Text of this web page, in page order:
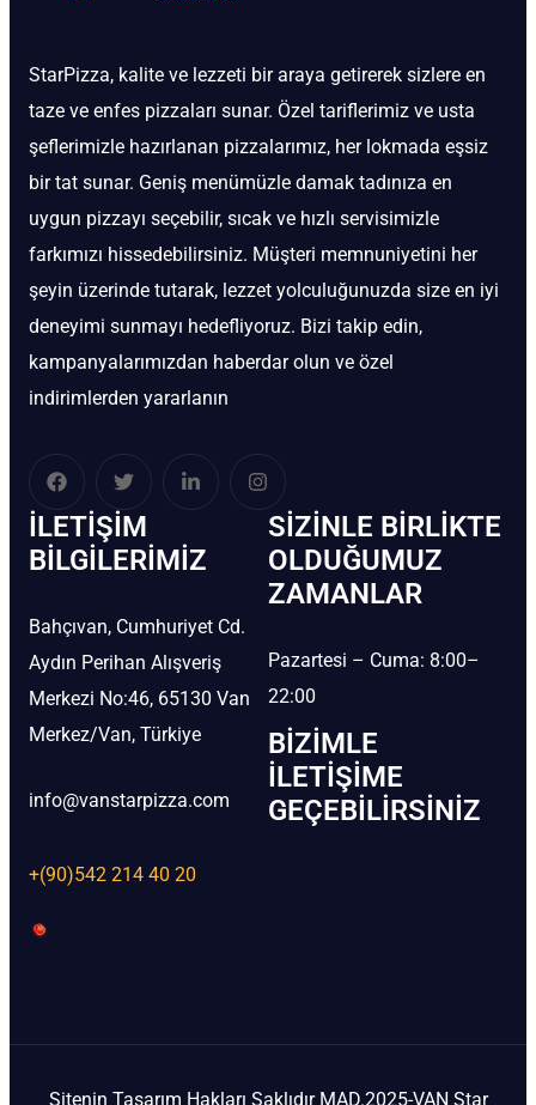
StarPizza, kalite ve lezzeti bir araya getirerek sizlere en
taze ve enfes pizzaları sunar. Özel tariflerimiz ve usta
şeflerimizle hazırlanan pizzalarımız, her lokmada eşsiz
bir tat sunar. Geniş menümüzle damak tadınıza en
uygun pizzayı seçebilir, sıcak ve hızlı servisimizle
farkımızı hissedebilirsiniz. Müşteri memnuniyetini her
şeyin üzerinde tutarak, lezzet yolculuğunuzda size en iyi
deneyimi sunmayı hedefliyoruz. Bizi takip edin,
kampanyalarımızdan haberdar olun ve özel
indirimlerden yararlanın
İLETIŞIM
BİLGILERIMIZ
Bahçıvan, Cumhuriyet Cd.
Aydın Perihan Alışveriş
Merkezi No:46, 65130 Van
Merkez/Van, Türkiye
info@vanstarpizza.com
+(90)542 214 40 20
SIZINLE BIRLIKTE
OLDUĞUMUZ
ZAMANLAR
Pazartesi – Cuma: 8:00–
22:00
BIZIMLE
İLETIŞIME
GEÇEBILIRSINIZ
Sitenin Tasarım Hakları Saklıdır MAD.2025-VAN Star